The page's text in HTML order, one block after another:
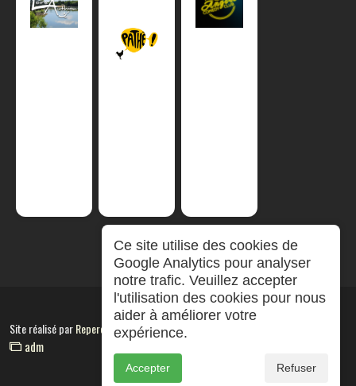
Site réalisé parRepereCom
adm
Ce site utilise des cookies de
Google Analytics pour analyser
notre trafic. Veuillez accepter
l'utilisation des cookies pour nous
aider à améliorer votre
expérience.
Accepter Refuser